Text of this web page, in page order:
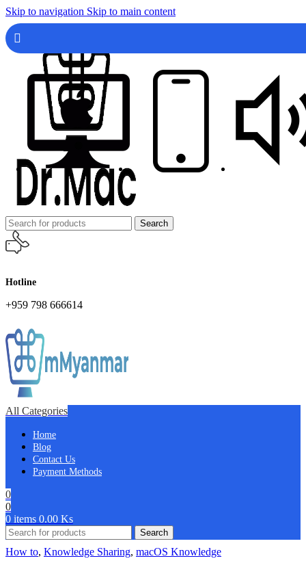
Skip to navigation Skip to main content
Search
Hotline
+959 798 666614
All Categories
Home
Blog
Contact Us
Payment Methods
0
0
0 items 0.00 Ks
Search
How to, Knowledge Sharing, macOS Knowledge